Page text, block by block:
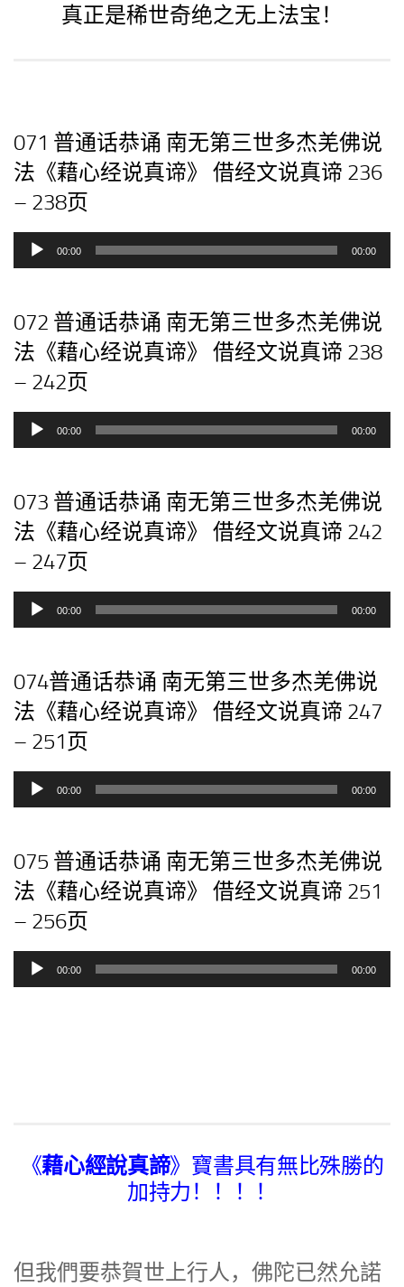
真正是稀世奇绝之无上法宝！
071 普通话恭诵 南无第三世多杰羌佛说
法《藉心经说真谛》 借经文说真谛 236
– 238页
器
00:00 00:00
072 普通话恭诵 南无第三世多杰羌佛说
法《藉心经说真谛》 借经文说真谛 238
– 242页
器
00:00 00:00
073 普通话恭诵 南无第三世多杰羌佛说
法《藉心经说真谛》 借经文说真谛 242
– 247页
器
00:00 00:00
074普通话恭诵 南无第三世多杰羌佛说
法《藉心经说真谛》 借经文说真谛 247
– 251页
器
00:00 00:00
075 普通话恭诵 南无第三世多杰羌佛说
法《藉心经说真谛》 借经文说真谛 251
– 256页
00:00 00:00
《藉心經說真諦》寶書具有無比殊勝的
加持力！！！！
但我們要恭賀世上行人，佛陀已然允諾